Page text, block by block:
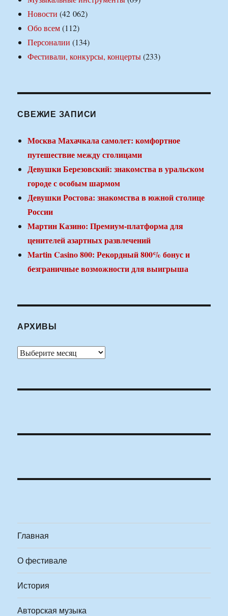
Новости (42 062)
Обо всем(112)
Персоналии (134)
Фестивали, конкурсы, концерты(233)
СВЕЖИЕ ЗАПИСИ
Москва Махачкала самолет: комфортное
путешествие между столицами
Девушки Березовский: знакомства в уральском
городе с особым шармом
Девушки Ростова: знакомства в южной столице
России
Мартин Казино: Премиум-платформа для
ценителей азартных развлечений
Martin Casino 800: Рекордный 800% бонус и
безграничные возможности для выигрыша
АРХИВЫ
Архивы
Главная
О фестивале
История
Авторская музыка